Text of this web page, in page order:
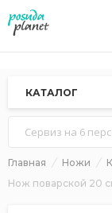
КАТАЛОГ
Сервиз на 6
Главная Ножи
Нож поварской 20